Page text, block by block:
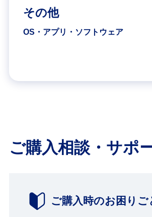
その他
OS・アプリ・ソフトウェア
ご購入相談・サポ
ご購入時のお困りご